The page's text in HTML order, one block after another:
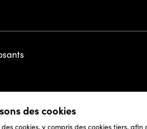
des cookies
des cookies, y compris des cookies tiers,
Art Week S.A.